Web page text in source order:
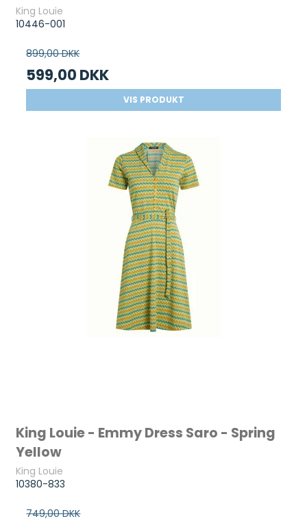
King Louie
10446-001
899,00 DKK
599,00 DKK
VIS PRODUKT
King Louie - Emmy Dress Saro - Spring
Yellow
King Louie
10380-833
749,00 DKK